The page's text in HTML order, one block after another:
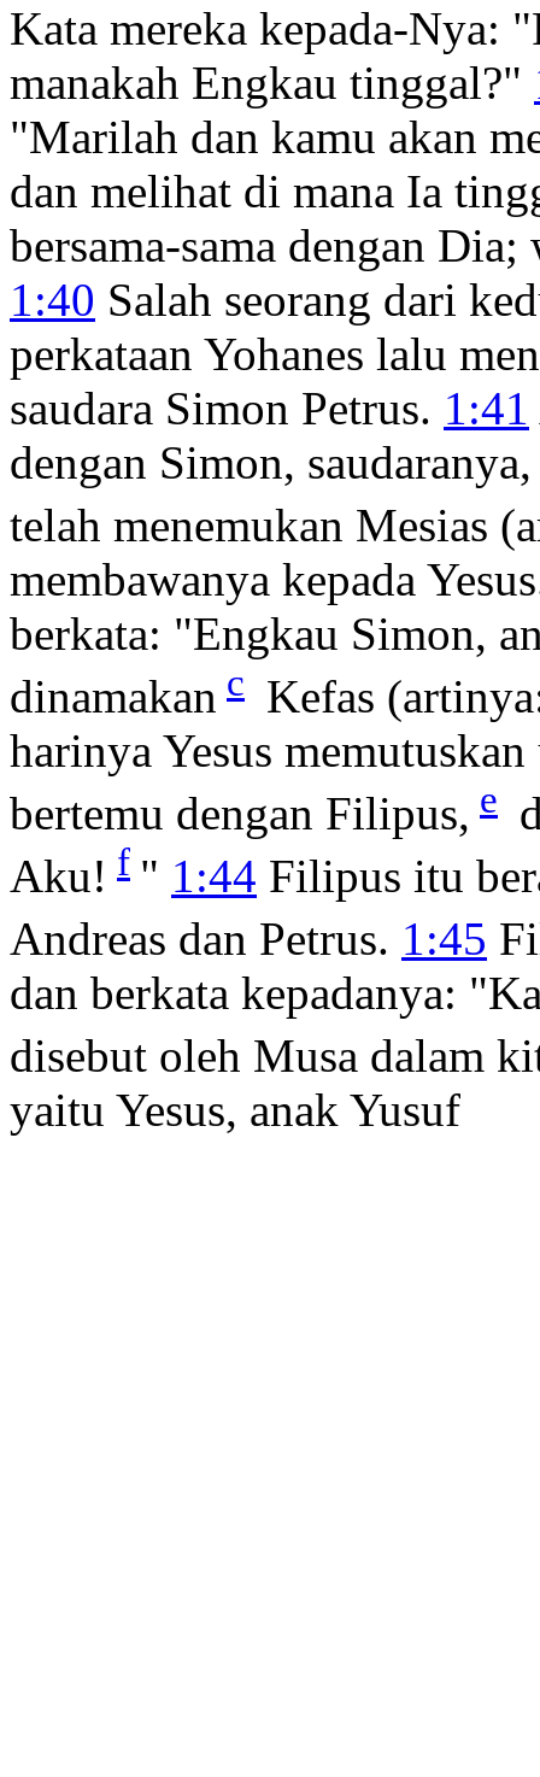
Kata mereka kepada-Nya:
manakah Engkau tinggal?"
"Marilah dan kamu akan
dan melihat di mana Ia
bersama-sama dengan
1:40 Salah seorang dari
perkataan Yohanes lalu
saudara Simon Petrus. 1:41
dengan Simon,
telah menemukan Mesias
membawanya kepada
berkata: "Engkau Simon,
dinamakan c Kefas
harinya Yesus
bertemu dengan Filipus, e
Aku! f " 1:44 Filipus itu
Andreas dan Petrus. 1:45
dan berkata kepadanya:
disebut oleh Musa dalam
yaitu Yesus, anak Yusuf